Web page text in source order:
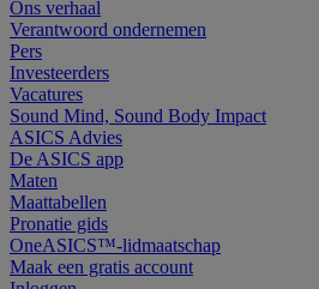
Ons verhaal
Verantwoord ondernemen
Pers
Investeerders
Vacatures
Sound Mind, Sound Body Impact
ASICS Advies
De ASICS app
Maten
Maattabellen
Pronatie gids
OneASICS™-lidmaatschap
Maak een gratis account